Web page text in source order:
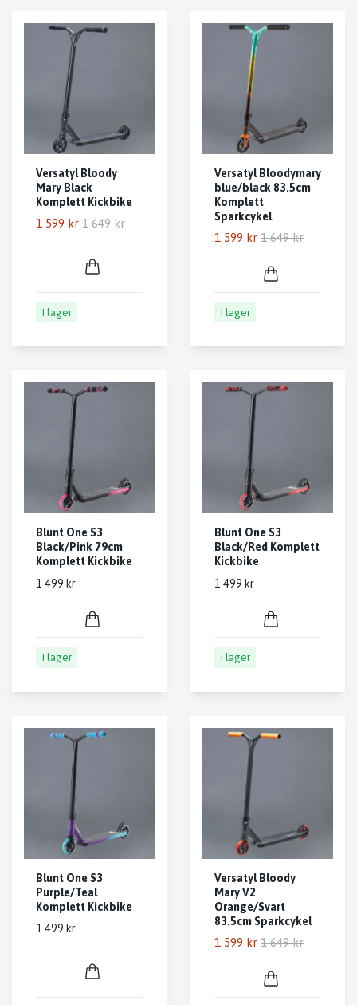
Versatyl Bloody
Mary Black
Komplett Kickbike
1 599 kr 1 649 kr
I lager
Versatyl Bloodymary
blue/black 83.5cm
Komplett
Sparkcykel
1 599 kr 1 649 kr
I lager
Blunt One S3
Black/Pink 79cm
Komplett Kickbike
1 499 kr
I lager
Blunt One S3
Black/Red Komplett
Kickbike
1 499 kr
I lager
Blunt One S3
Purple/Teal
Komplett Kickbike
1 499 kr
Versatyl Bloody
Mary V2
Orange/Svart
83.5cm Sparkcykel
1 599 kr 1 649 kr